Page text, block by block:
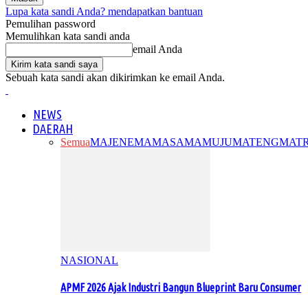
Lupa kata sandi Anda? mendapatkan bantuan
Pemulihan password
Memulihkan kata sandi anda
email Anda
Sebuah kata sandi akan dikirimkan ke email Anda.
NEWS
DAERAH
SemuaMAJENEMAMASAMAMUJUMATENG
NASIONAL
APMF 2026 Ajak Industri Bangun Blueprint Baru Consumer